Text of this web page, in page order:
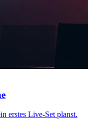
erstes Live-Set planst.